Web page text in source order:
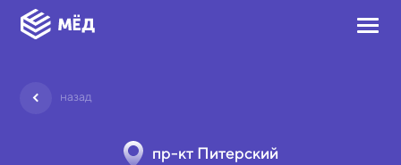
назад
пр-кт Питерский